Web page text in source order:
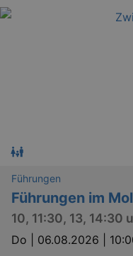
Führungen
Führungen im
10, 11:30, 13, 14:30
Do | 06.08.2026 |